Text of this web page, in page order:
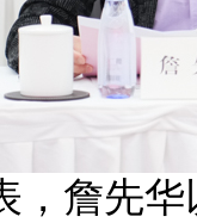
詹先华